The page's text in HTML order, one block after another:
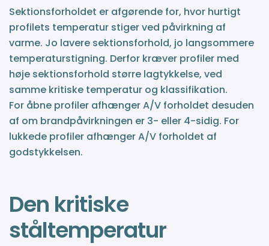
Sektionsforholdet er afgørende for, hvor hurtigt
profilets temperatur stiger ved påvirkning af
varme. Jo lavere sektionsforhold, jo langsommere
temperaturstigning. Derfor kræver profiler med
høje sektionsforhold større lagtykkelse, ved
samme kritiske temperatur og klassifikation.
For åbne profiler afhænger A/V forholdet desuden
af om brandpåvirkningen er 3- eller 4-sidig. For
lukkede profiler afhænger A/V forholdet af
godstykkelsen.
Den kritiske
ståltemperatur